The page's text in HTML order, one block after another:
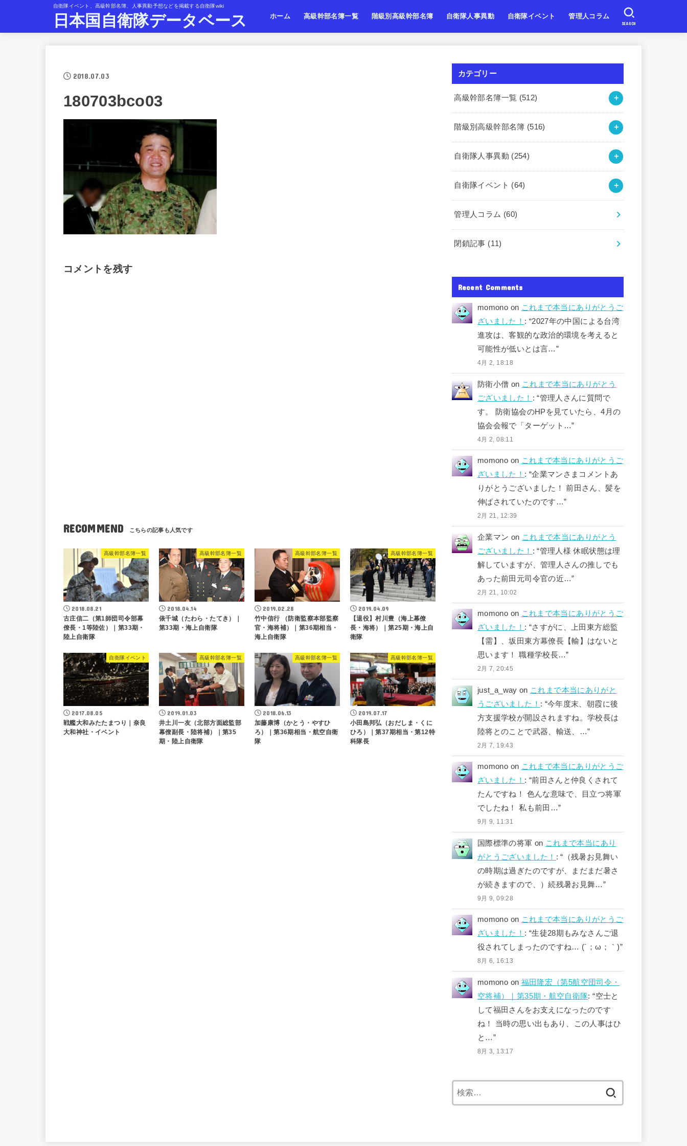
自衛隊イベント、高級幹部名簿、人事異動予想などを掲載する自衛隊wiki
日本国自衛隊データベース ホーム 高級幹部名簿一覧 階級別高級幹部名簿 自衛隊人事異動 自衛隊イベント 管理人コラム
SEARCH
2018.07.03
180703bco03
コメントを残す
RECOMMEND
高級幹部名簿一覧
2018.08.21
古庄信二（第1師団司令部幕
僚長・1等陸佐）｜第33期・
陸上自衛隊
高級幹部名簿一覧
2018.04.14
俵千城（たわら・たてき）｜
第33期・海上自衛隊
高級幹部名簿一覧
2019.02.28
竹中信行 （防衛監察本部監察
官・海将補）｜第36期相当・
海上自衛隊
高級幹部名簿一覧
2019.04.09
【退役】村川豊（海上幕僚
長・海将）｜第25期・海上自
衛隊
自衛隊イベント
2017.08.05
戦艦大和みたたまつり｜奈良
大和神社・イベント
高級幹部名簿一覧
2019.01.03
井土川一友（北部方面総監部
幕僚副長・陸将補）｜第35
期・陸上自衛隊
高級幹部名簿一覧
2018.06.13
加藤康博（かとう・やすひ
ろ）｜第36期相当・航空自衛
隊
高級幹部名簿一覧
2019.07.17
小田島邦弘（おだしま・くに
ひろ）｜第37期相当・第12特
科隊長
カテゴリー
高級幹部名簿一覧 (512)
階級別高級幹部名簿 (516)
自衛隊人事異動 (254)
自衛隊イベント (64)
管理人コラム (60)
閉鎖記事 (11)
Recent Comments
momono on これまで本当にありがとうご
ざいました！ : “2027年の中国による台湾
進攻は、客観的な政治的環境を考えると
可能性が低いとは言…”
4月 2, 18:18
防衛小僧 on これまで本当にありがとう
ございました！ : “管理人さんに質問で
す。 防衛協会のHPを見ていたら、4月の
協会会報で「ターゲット…”
4月 2, 08:11
momono on これまで本当にありがとうご
ざいました！ : “企業マンさまコメントあ
りがとうございました！ 前田さん、髪を
伸ばされていたのです…”
2月 21, 12:39
企業マン on これまで本当にありがとう
ございました！ : “管理人様 休眠状態は理
解していますが、管理人さんの推しでも
あった前田元司令官の近…”
2月 21, 10:02
momono on これまで本当にありがとうご
ざいました！ : “さすがに、上田東方総監
【需】、坂田東方幕僚長【輸】はないと
思います！ 職種学校長…”
2月 7, 20:45
just_a_way on これまで本当にありがと
うございました！ : “今年度末、朝霞に後
方支援学校が開設されますね。学校長は
陸将とのことで武器、輸送、…”
2月 7, 19:43
momono on これまで本当にありがとうご
ざいました！ : “前田さんと仲良くされて
たんですね！ 色んな意味で、目立つ将軍
でしたね！ 私も前田…”
9月 9, 11:31
国際標準の将軍 on これまで本当にあり
がとうございました！ : “ （残暑お見舞い
の時期は過ぎたのですが、まだまだ暑さ
が続きますので、）続残暑お見舞…”
9月 9, 09:28
momono on これまで本当にありがとうご
ざいました！ : “生徒28期もみなさんご退
役されてしまったのですね… (´；ω；｀)”
8月 6, 16:13
momono on 福田隆宏（第5航空団司令・
空将補）｜第35期・航空自衛隊: “空士と
して福田さんをお支えになったのです
ね！ 当時の思い出もあり、この人事はひ
と…”
8月 3, 13:17